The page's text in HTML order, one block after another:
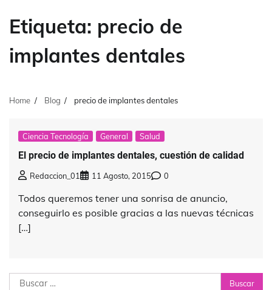
Etiqueta: precio de
implantes dentales
Home Blog precio de implantes dentales
Ciencia Tecnología General Salud
El precio de implantes dentales, cuestión de calidad
Redaccion_01 11 Agosto, 2015 0
Todos queremos tener una sonrisa de anuncio,
conseguirlo es posible gracias a las nuevas técnicas
[…]
Buscar: